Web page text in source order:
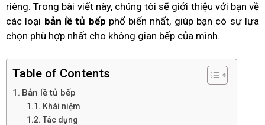
riêng. Trong bài viết này, chúng tôi sẽ giới thiệu với bạn về
các loại bản lề tủ bếp phổ biến nhất, giúp bạn có sự lựa
chọn phù hợp nhất cho không gian bếp của mình.
Table of Contents
Bản lề tủ bếp
Khái niệm
Tác dụng